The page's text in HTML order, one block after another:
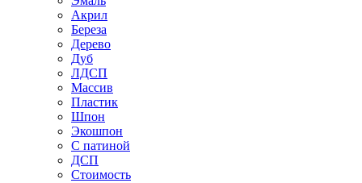
Акрил
Береза
Дерево
Дуб
ЛДСП
Массив
Пластик
Шпон
Экошпон
С патиной
ДСП
Стоимость